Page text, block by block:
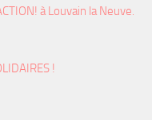
à Louvain la Neuve.
!